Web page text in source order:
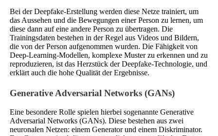
Bei der Deepfake-Erstellung werden diese Netze trainiert, um
das Aussehen und die Bewegungen einer Person zu lernen, um
diese dann auf eine andere Person zu übertragen. Die
Trainingsdaten bestehen in der Regel aus Videos und Bildern,
die von der Person aufgenommen wurden. Die Fähigkeit von
Deep-Learning-Modellen, komplexe Muster zu erkennen und zu
reproduzieren, ist das Herzstück der Deepfake-Technologie, und
erklärt auch die hohe Qualität der Ergebnisse.
Generative Adversarial Networks (GANs)
Eine besondere Rolle spielen hierbei sogenannte Generative
Adversarial Networks (GANs). Diese bestehen aus zwei
neuronalen Netzen: einem Generator und einem Diskriminator.